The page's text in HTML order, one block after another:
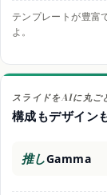
テンプレートが豊富
よ。
スライドをAIに丸ご
構成もデザイン
推しGamma